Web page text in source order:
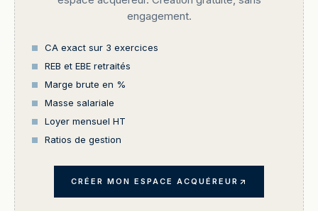
engagement.
CA exact sur 3 exercices
REB et EBE retraités
Marge brute en %
Masse salariale
Loyer mensuel HT
Ratios de gestion
CRÉER MON ESPACE ACQUÉREUR